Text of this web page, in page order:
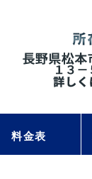
料金表